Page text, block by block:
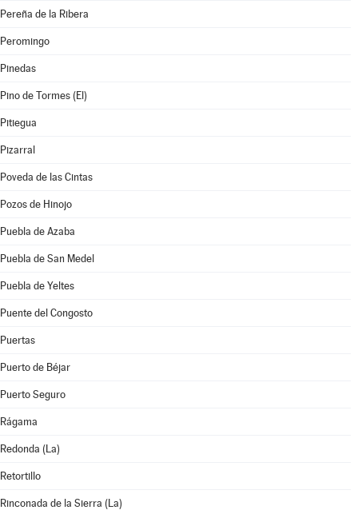
Pereña de la Ribera
Peromingo
Pinedas
Pino de Tormes (El)
Pitiegua
Pizarral
Poveda de las Cintas
Pozos de Hinojo
Puebla de Azaba
Puebla de San Medel
Puebla de Yeltes
Puente del Congosto
Puertas
Puerto de Béjar
Puerto Seguro
Rágama
Redonda (La)
Retortillo
Rinconada de la Sierra (La)